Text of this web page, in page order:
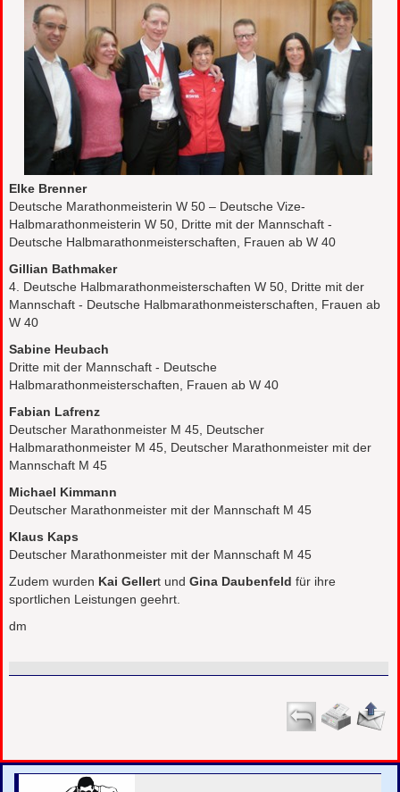
Elke Brenner
Deutsche Marathonmeisterin W 50 – Deutsche Vize-
Halbmarathonmeisterin W 50, Dritte mit der Mannschaft -
Deutsche Halbmarathonmeisterschaften, Frauen ab W 40
Gillian Bathmaker
4. Deutsche Halbmarathonmeisterschaften W 50, Dritte mit der
Mannschaft - Deutsche Halbmarathonmeisterschaften, Frauen ab
W 40
Sabine Heubach
Dritte mit der Mannschaft - Deutsche
Halbmarathonmeisterschaften, Frauen ab W 40
Fabian Lafrenz
Deutscher Marathonmeister M 45, Deutscher
Halbmarathonmeister M 45, Deutscher Marathonmeister mit der
Mannschaft M 45
Michael Kimmann
Deutscher Marathonmeister mit der Mannschaft M 45
Klaus Kaps
Deutscher Marathonmeister mit der Mannschaft M 45
Zudem wurden Kai Gellert undGina Daubenfeldfür ihre
sportlichen Leistungen geehrt.
dm